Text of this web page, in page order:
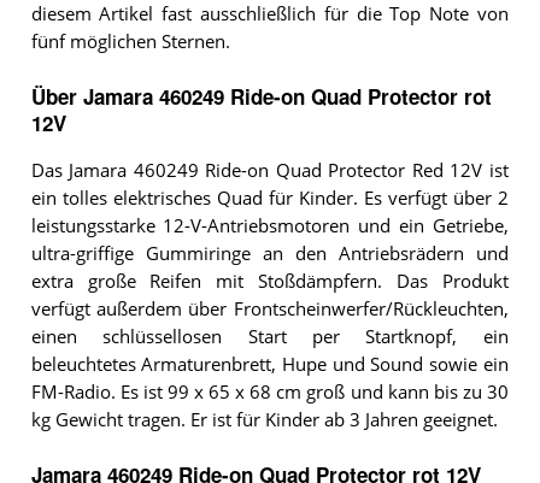
diesem Artikel fast ausschließlich für die Top Note von
fünf möglichen Sternen.
Über Jamara 460249 Ride-on Quad Protector rot
12V
Das Jamara 460249 Ride-on Quad Protector Red 12V ist
ein tolles elektrisches Quad für Kinder. Es verfügt über 2
leistungsstarke 12-V-Antriebsmotoren und ein Getriebe,
ultra-griffige Gummiringe an den Antriebsrädern und
extra große Reifen mit Stoßdämpfern. Das Produkt
verfügt außerdem über Frontscheinwerfer/Rückleuchten,
einen schlüssellosen Start per Startknopf, ein
beleuchtetes Armaturenbrett, Hupe und Sound sowie ein
FM-Radio. Es ist 99 x 65 x 68 cm groß und kann bis zu 30
kg Gewicht tragen. Er ist für Kinder ab 3 Jahren geeignet.
Jamara 460249 Ride-on Quad Protector rot 12V